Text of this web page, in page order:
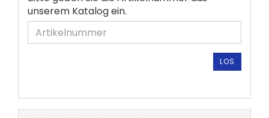
GEBEN
SIE
DIE
EIN.
unserem Katalog ein.
LOS